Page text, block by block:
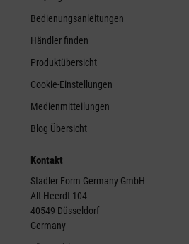
Bedienungsanleitungen
Händler finden
Produktübersicht
Cookie-Einstellungen
Medienmitteilungen
Blog Übersicht
Kontakt
Stadler Form Germany GmbH
Alt-Heerdt 104
40549 Düsseldorf
Germany